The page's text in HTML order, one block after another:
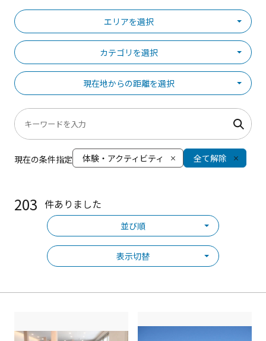
エリアを選択
カテゴリを選択
現在地からの距離を選択
現在の条件指定 体験・アクティビティ 全て解除
203 件ありました
並び順
表示切替